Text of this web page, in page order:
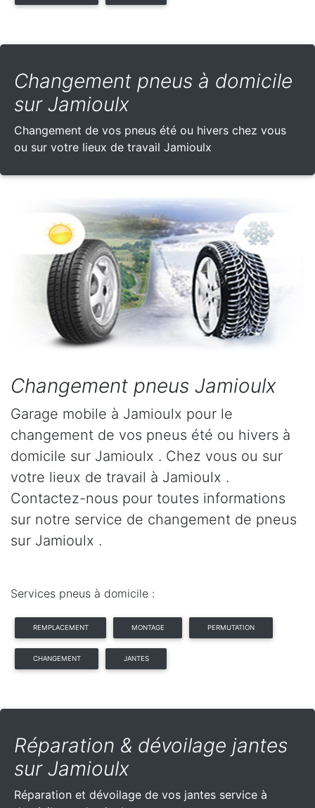
Changement pneus à domicile
sur Jamioulx
Changement de vos pneus été ou hivers chez vous
ou sur votre lieux de travail Jamioulx
Changement pneus Jamioulx
Garage mobile à Jamioulx pour le
changement de vos pneus été ou hivers à
domicile sur Jamioulx . Chez vous ou sur
votre lieux de travail à Jamioulx .
Contactez-nous pour toutes informations
sur notre service de changement de pneus
sur Jamioulx .
Services pneus à domicile :
REMPLACEMENT MONTAGE PERMUTATION
CHANGEMENT JANTES
Réparation & dévoilage jantes
sur Jamioulx
Réparation et dévoilage de vos jantes service à